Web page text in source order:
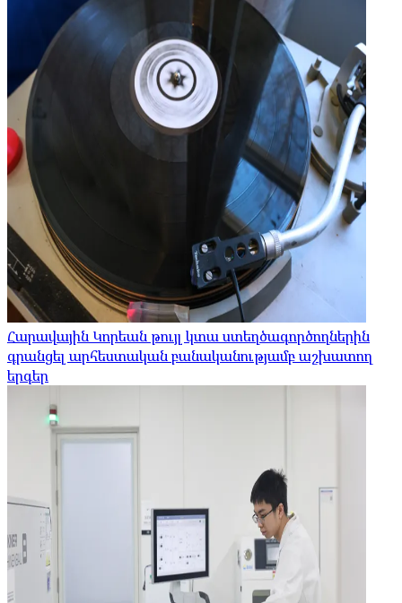
Հարավային Կորեան թույլ կտա ստեղծագործողներին
գրանցել արհեստական ​​բանականությամբ աշխատող
երգեր